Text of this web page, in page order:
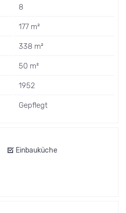
8
177 m²
338 m²
50 m²
1952
Gepflegt
Einbauküche